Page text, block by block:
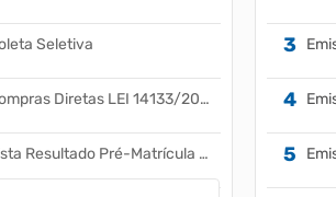
Seletiva
Compras Diretas LEI 14133/2021
Lista Resultado Pré-Matrícula Ed. Infantil 2023